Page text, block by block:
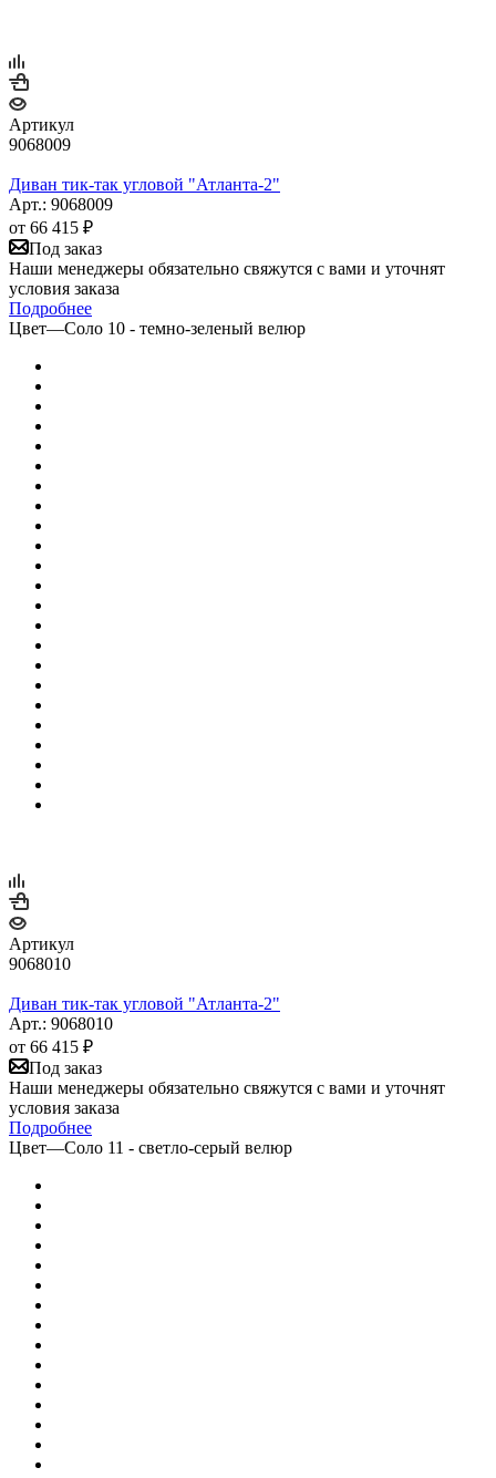
Артикул
9068009
Диван тик-так угловой "Атланта-2"
Арт.: 9068009
от 66 415 ₽
Под заказ
Наши менеджеры обязательно свяжутся с вами и уточнят
условия заказа
Подробнее
Цвет—Соло 10 - темно-зеленый велюр
Артикул
9068010
Диван тик-так угловой "Атланта-2"
Арт.: 9068010
от 66 415 ₽
Под заказ
Наши менеджеры обязательно свяжутся с вами и уточнят
условия заказа
Подробнее
Цвет—Соло 11 - светло-серый велюр